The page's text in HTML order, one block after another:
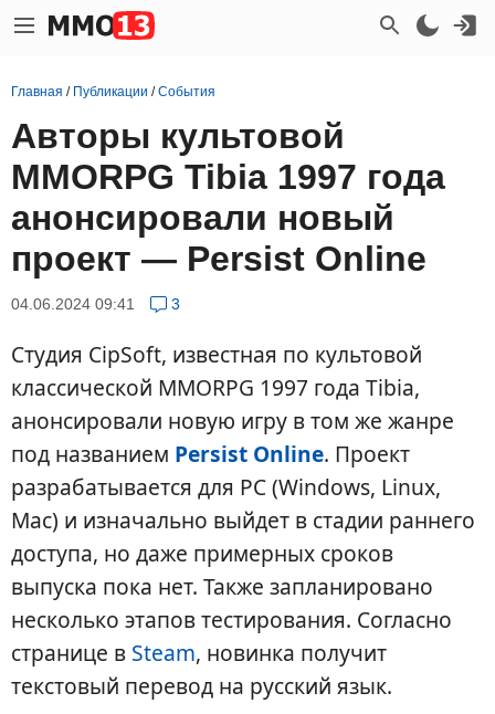
Главная / Публикации /События
Авторы культовой
MMORPG Tibia 1997 года
анонсировали новый
проект — Persist Online
04.06.2024 09:41 3
Студия CipSoft, известная по культовой
классической MMORPG 1997 года Tibia,
анонсировали новую игру в том же жанре
под названием Persist Online. Проект
разрабатывается для PC (Windows, Linux,
Mac) и изначально выйдет в стадии раннего
доступа, но даже примерных сроков
выпуска пока нет. Также запланировано
несколько этапов тестирования. Согласно
странице в Steam, новинка получит
текстовый перевод на русский язык.